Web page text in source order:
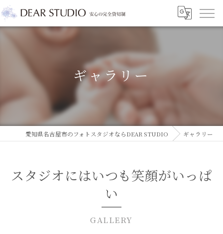
ギャラリー
愛知県名古屋市のフォトスタジオならDEAR STUDIO ギャラリー
スタジオにはいつも笑顔がいっぱ
い
GALLERY